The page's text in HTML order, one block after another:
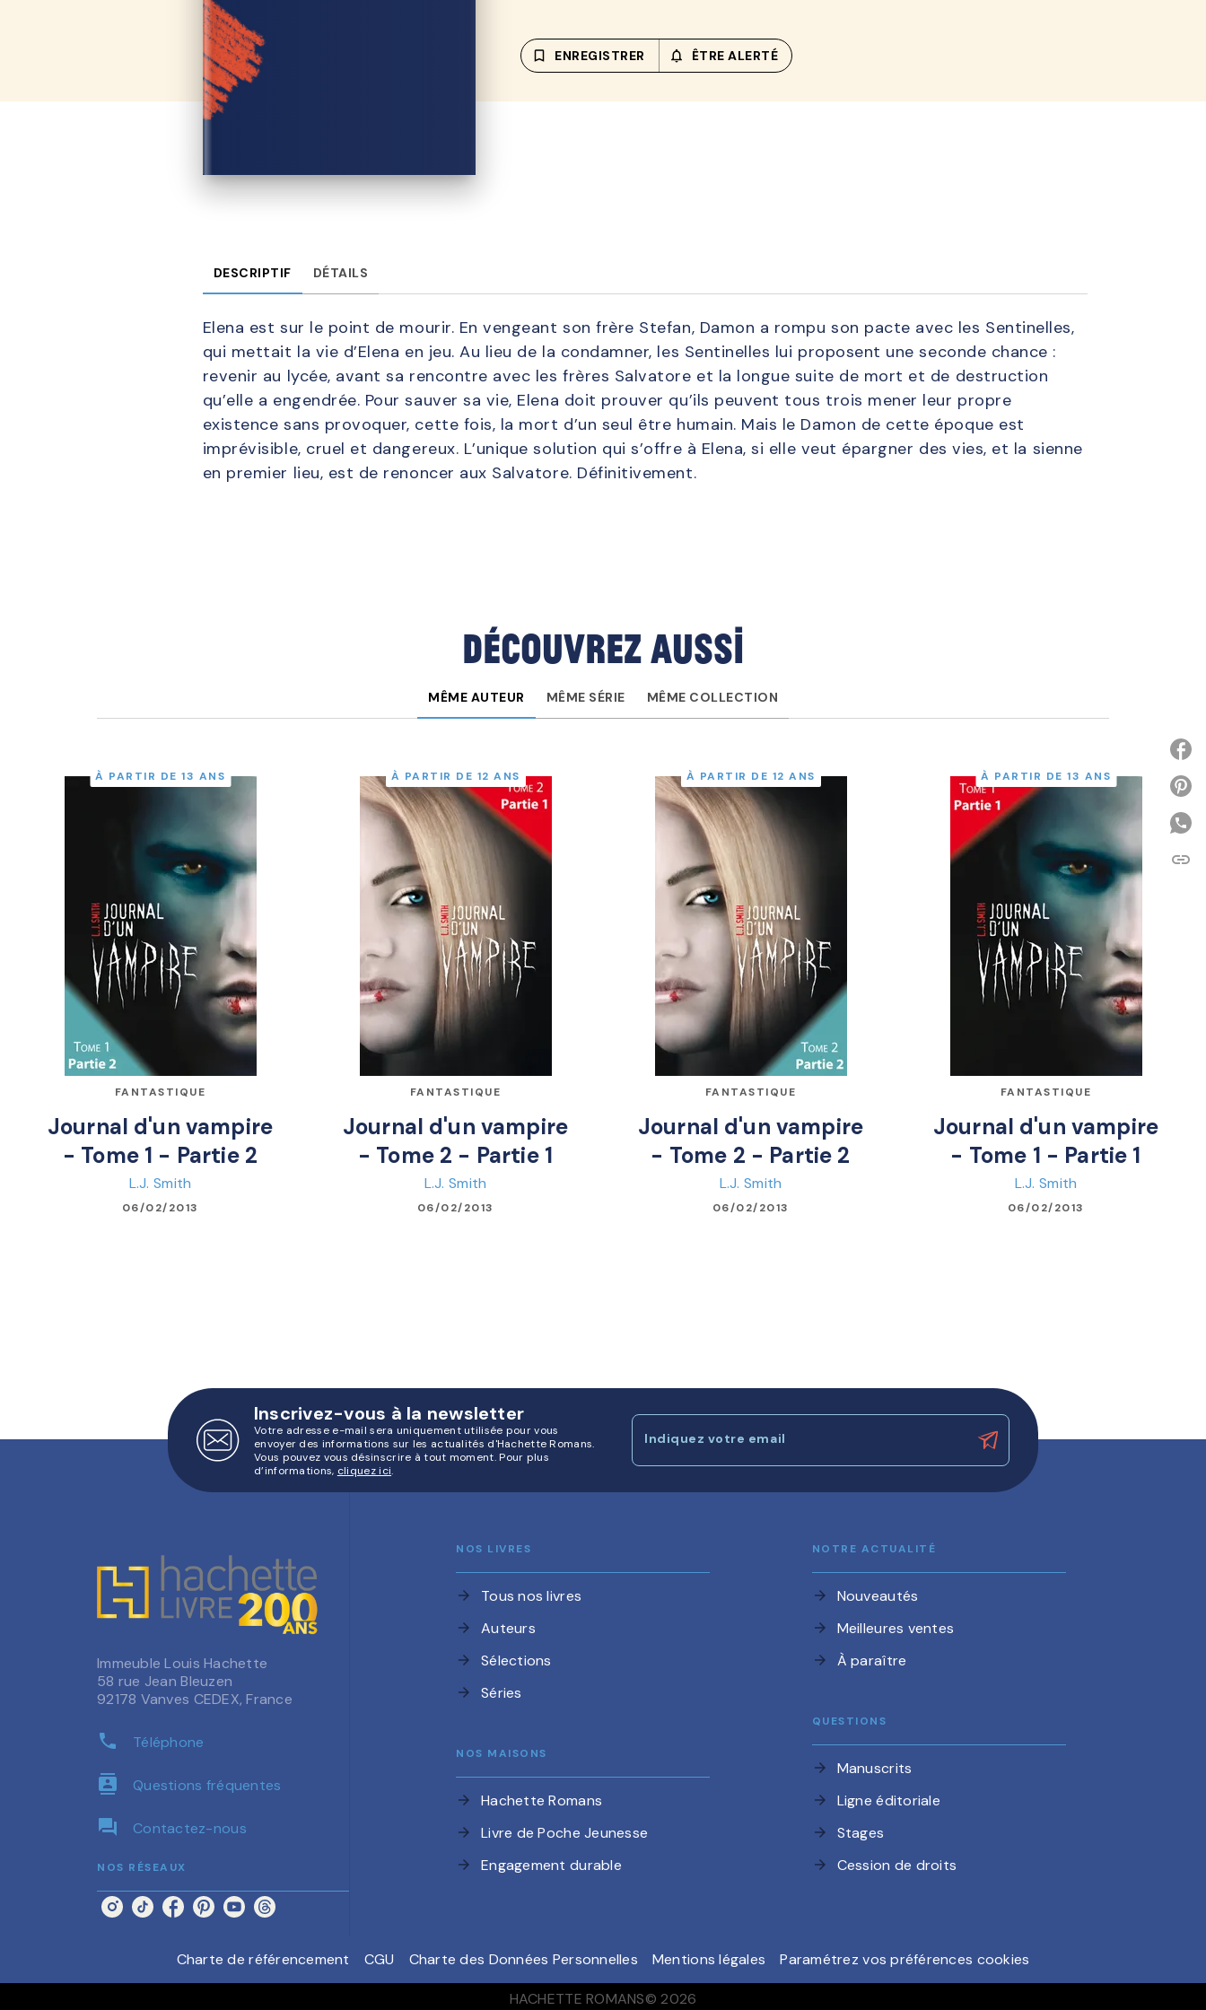
bookmark_border ENREGISTRER notifications_none_outlined
ÊTRE ALERTÉ
DESCRIPTIF DÉTAILS
Elena est sur le point de mourir. En vengeant son frère Stefan, Damon a rompu son pacte avec les Sentinelles,
qui mettait la vie d’Elena en jeu. Au lieu de la condamner, les Sentinelles lui proposent une seconde chance :
revenir au lycée, avant sa rencontre avec les frères Salvatore et la longue suite de mort et de destruction
qu’elle a engendrée. Pour sauver sa vie, Elena doit prouver qu’ils peuvent tous trois mener leur propre
existence sans provoquer, cette fois, la mort d’un seul être humain. Mais le Damon de cette époque est
imprévisible, cruel et dangereux. L’unique solution qui s’offre à Elena, si elle veut épargner des vies, et la sienne
en premier lieu, est de renoncer aux Salvatore. Définitivement.
Découvrez aussi
MÊME AUTEUR MÊME SÉRIE MÊME COLLECTION
À PARTIR DE 13 ANS
FANTASTIQUE
Journal d'un vampire
- Tome 1 - Partie 2
L.J. Smith
06/02/2013
À PARTIR DE 12 ANS
FANTASTIQUE
Journal d'un vampire
- Tome 2 - Partie 1
L.J. Smith
06/02/2013
À PARTIR DE 12 ANS
FANTASTIQUE
Journal d'un vampire
- Tome 2 - Partie 2
L.J. Smith
06/02/2013
À PARTIR DE 13 ANS
FANTASTIQUE
Journal d'un vampire
- Tome 1 - Partie 1
L.J. Smith
06/02/2013
link
Inscrivez-vous à la newsletter
Votre adresse e-mail sera uniquement utilisée pour vous
envoyer des informations sur les actualités d'Hachette Romans.
Vous pouvez vous désinscrire à tout moment. Pour plus
d’informations, cliquez ici.
Indiquez votre email
Immeuble Louis Hachette
58 rue Jean Bleuzen
92178 Vanves CEDEX, France
phone Téléphone
contacts Questions fréquentes
question_answer Contactez-nous
NOS RÉSEAUX
NOS LIVRES
arrow_forward Tous nos livres
arrow_forward Auteurs
arrow_forward Sélections
arrow_forward Séries
NOS MAISONS
arrow_forward Hachette Romans
arrow_forward Livre de Poche Jeunesse
arrow_forward Engagement durable
NOTRE ACTUALITÉ
arrow_forward Nouveautés
arrow_forward Meilleures ventes
arrow_forward À paraître
QUESTIONS
arrow_forward Manuscrits
arrow_forward Ligne éditoriale
arrow_forward Stages
arrow_forward Cession de droits
Charte de référencement CGU Charte des Données Personnelles Mentions légales Paramétrez vos préférences cookies
HACHETTE ROMANS© 2026